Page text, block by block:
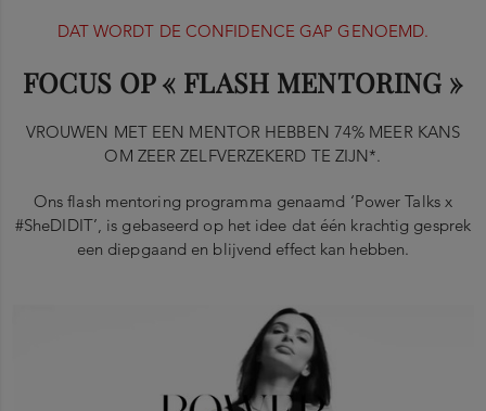
DAT WORDT DE CONFIDENCE GAP GENOEMD.
FOCUS OP « FLASH MENTORING »
VROUWEN MET EEN MENTOR HEBBEN 74% MEER KANS
OM ZEER ZELFVERZEKERD TE ZIJN*.
Ons flash mentoring programma genaamd ‘Power Talks x
#SheDIDIT’, is gebaseerd op het idee dat één krachtig gesprek
een diepgaand en blijvend effect kan hebben.